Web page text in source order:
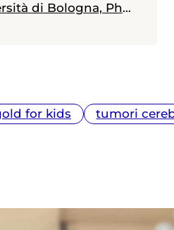
for kids tumori
di Bologna, PhD
di Ferrara. Ha
nella ricerca sul
occupa di